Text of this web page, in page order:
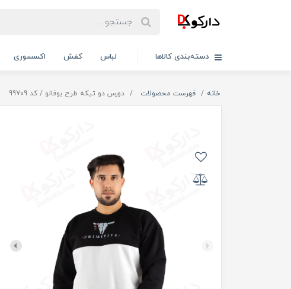
دسته‌بندی کالاها لباس کفش اکسسوری
خانه فهرست محصولات دورس دو تیکه طرح بوفالو / کد 99709